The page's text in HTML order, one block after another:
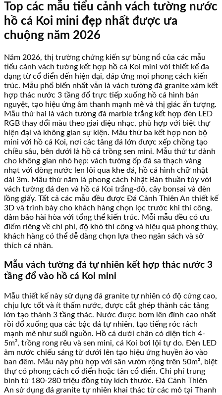
Top các mẫu tiểu cảnh vách tường nước
hồ cá Koi mini đẹp nhất được ưa
chuộng năm 2026
Năm 2026, thị trường chứng kiến sự bùng nổ của các mẫu
tiểu cảnh vách tường kết hợp hồ cá Koi mini với thiết kế đa
dạng từ cổ điển đến hiện đại, đáp ứng mọi phong cách kiến
trúc. Mẫu phổ biến nhất vẫn là vách tường đá granite xám kết
hợp thác nước 3 tầng đổ trực tiếp xuống hồ cá hình bán
nguyệt, tạo hiệu ứng âm thanh mạnh mẽ và thị giác ấn tượng.
Mẫu thứ hai là vách tường đá marble trắng kết hợp đèn LED
RGB thay đổi màu theo giai điệu nhạc, phù hợp với biệt thự
hiện đại và không gian sự kiện. Mẫu thứ ba kết hợp non bộ
mini với hồ cá Koi, nơi các tảng đá lớn được xếp chồng tạo
chiều sâu, bên dưới là hồ cá trồng sen mini. Mẫu thứ tư dành
cho không gian nhỏ hẹp: vách tường ốp đá sa thạch vàng
nhạt với dòng nước len lỏi qua khe đá, hồ cá hình chữ nhật
dài 3m. Mẫu thứ năm là phong cách Nhật Bản thuần túy với
vách tường đá đen và hồ cá Koi trắng-đỏ, cây bonsai và đèn
lồng giấy. Tất cả các mẫu đều được Đá Cảnh Thiên An thiết kế
3D và trình bày cho khách hàng chọn lọc trước khi thi công,
đảm bảo hài hòa với tổng thể kiến trúc. Mỗi mẫu đều có ưu
điểm riêng về chi phí, độ khó thi công và hiệu quả phong thủy,
khách hàng có thể dễ dàng chọn lựa theo ngân sách và sở
thích cá nhân.
Mẫu vách tường đá tự nhiên kết hợp thác nước 3
tầng đổ vào hồ cá Koi mini
Mẫu thiết kế này sử dụng đá granite tự nhiên có độ cứng cao,
chịu lực tốt và ít thấm nước, được cắt ghép thành các tảng
lớn tạo thành 3 tầng thác. Nước được bơm lên đỉnh cao nhất
rồi đổ xuống qua các bậc đá tự nhiên, tạo tiếng róc rách
mạnh mẽ như suối nguồn. Hồ cá dưới chân có diện tích 4-
5m², trồng rong rêu và sen mini, cá Koi bơi lội tự do. Đèn LED
âm nước chiếu sáng từ dưới lên tạo hiệu ứng huyền ảo vào
ban đêm. Mẫu này phù hợp với sân vườn rộng trên 50m², biệt
thự có phong cách cổ điển hoặc tân cổ điển. Chi phí trung
bình từ 180-280 triệu đồng tùy kích thước. Đá Cảnh Thiên
An sử dụng đá granite tự nhiên khai thác từ các mỏ tại Thanh